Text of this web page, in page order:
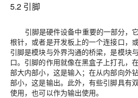
5.2 引脚
引脚是硬件设备中重要的一部分，
根针，或者是开发板上的一个连接口，
引脚是模块与外界沟通的桥梁，是模块
口。引脚的作用就像在黑盒子上打孔，
部大内部小，这是输入；在从内部向外
部小，这是输出。此外，有些引脚具有
使用，也可以作为输出使用。